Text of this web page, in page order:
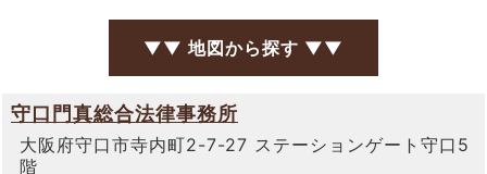
▼▼ 地図から探す ▼▼
守口門真総合法律事務所
大阪府守口市寺内町2-7-27 ステーションゲート守口5
階